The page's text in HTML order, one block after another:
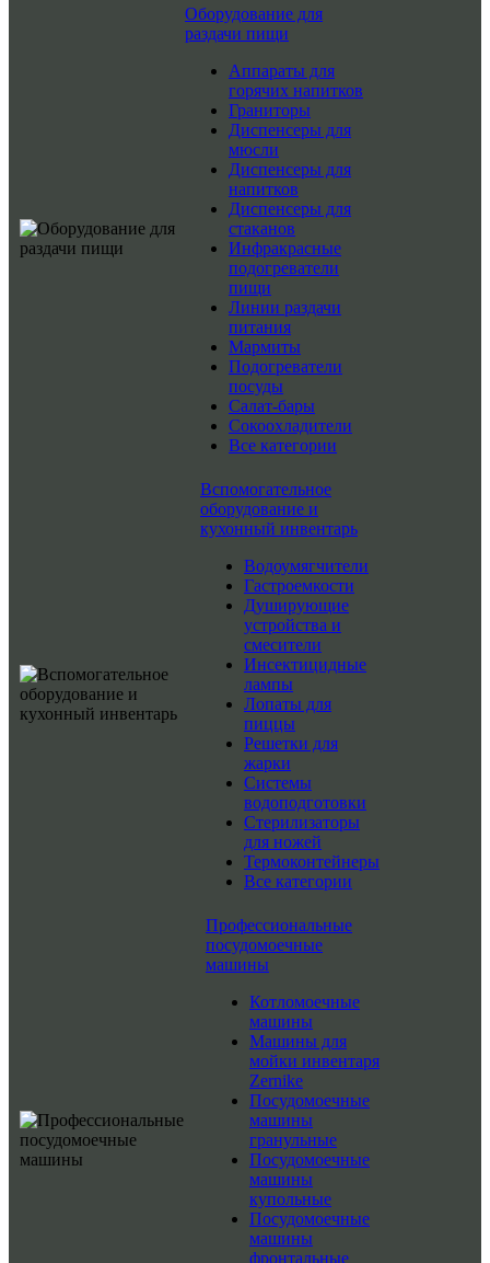
Оборудование для
раздачи пищи
Аппараты для
горячих напитков
Граниторы
Диспенсеры для
мюсли
Диспенсеры для
напитков
Диспенсеры для
стаканов
Инфракрасные
подогреватели
пищи
Линии раздачи
питания
Мармиты
Подогреватели
посуды
Салат-бары
Сокоохладители
Все категории
Вспомогательное
оборудование и
кухонный инвентарь
Водоумягчители
Гастроемкости
Душирующие
устройства и
смесители
Инсектицидные
лампы
Лопаты для
пиццы
Решетки для
жарки
Системы
водоподготовки
Стерилизаторы
для ножей
Термоконтейнеры
Все категории
Профессиональные
посудомоечные
машины
Котломоечные
машины
Машины для
мойки инвентаря
Zernike
Посудомоечные
машины
гранульные
Посудомоечные
машины
купольные
Посудомоечные
машины
фронтальные